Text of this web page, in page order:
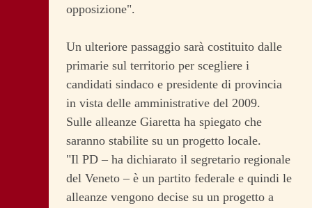
opposizione".
Un ulteriore passaggio sarà costituito dalle
primarie sul territorio per scegliere i
candidati sindaco e presidente di provincia
in vista delle amministrative del 2009.
Sulle alleanze Giaretta ha spiegato che
saranno stabilite su un progetto locale.
"Il PD – ha dichiarato il segretario regionale
del Veneto – è un partito federale e quindi le
alleanze vengono decise su un progetto a